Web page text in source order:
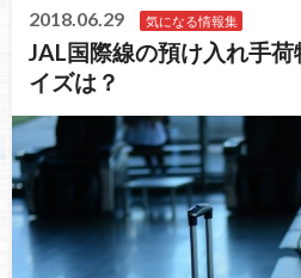
2018.06.29 気になる情報集
JAL国際線の預け入れ手
イズは？